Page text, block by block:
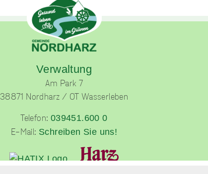
Verwaltung
Am Park 7
38871 Nordharz / OT Wasserleben
Telefon: 039451.600 0
E-Mail: Schreiben Sie uns!
Cookies
Diese Cookies
sind
unverzichtbar,
damit wir Ihnen
grundlegende
Funktionen
unserer Website
stellen können.
eingesetzt, um
Informationen
andere Zwecke
wie Marketing